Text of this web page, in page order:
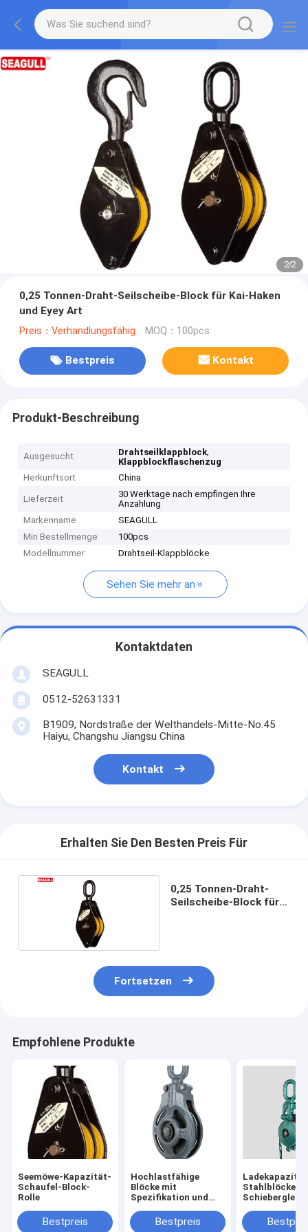
2/2
0,25 Tonnen-Draht-Seilscheibe-Block für Kai-Haken
und Eyey Art
Preis：Verhandlungsfähig MOQ：100pcs
Bestpreis Kontakt
Produkt-Beschreibung
Ausgesucht Drahtseilklappblock,
Klappblockflaschenzug
Herkunftsort
China
Lieferzeit
30 Werktage nach empfingen Ihre
Anzahlung
Markenname
SEAGULL
Min Bestellmenge
100pcs
Modellnummer
Drahtseil-Klappblöcke
Sehen Sie mehr an
Kontaktdaten
SEAGULL
0512-52631331
B1909, Nordstraße der Welthandels-Mitte-No.45
Haiyu, Changshu Jiangsu China
Kontakt
Erhalten Sie Den Besten Preis Für
0,25 Tonnen-Draht-
Seilscheibe-Block für
Fortsetzen
Empfohlene Produkte
Seemöwe-Kapazität-
Schaufel-Block-
Rolle
Bestpreis
Hochlastfähige
Blöcke mit
Spezifikation und
Bestpreis
Ladekapazität
Stahlblöcke
Schiebergleis
Silberfarbe
Schwerheben